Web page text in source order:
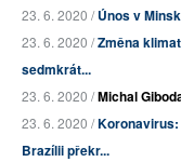
23. 6. 2020 /Únos v
23. 6. 2020 /Změna
sedmkrát...
23. 6. 2020 /Michal
23. 6. 2020 /
Brazílii překr...